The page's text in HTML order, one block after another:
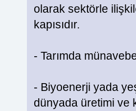
olarak sektörle
kapısıdır.
- Tarımda
- Biyoenerji yada
dünyada üretimi ve